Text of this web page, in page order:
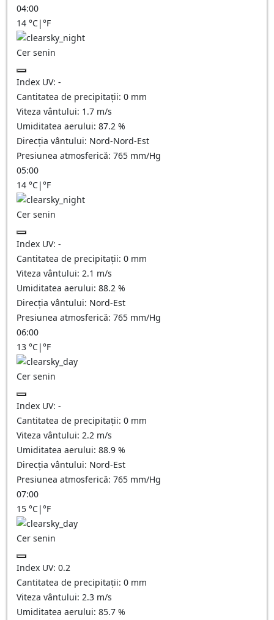
04:00
14 °C|°F
Cer senin
Index UV: -
Cantitatea de precipitații: 0 mm
Viteza vântului: 1.7 m/s
Umiditatea aerului: 87.2 %
Direcția vântului: Nord-Nord-Est
Presiunea atmosferică: 765 mm/Hg
05:00
14 °C|°F
Cer senin
Index UV: -
Cantitatea de precipitații: 0 mm
Viteza vântului: 2.1 m/s
Umiditatea aerului: 88.2 %
Direcția vântului: Nord-Est
Presiunea atmosferică: 765 mm/Hg
06:00
13 °C|°F
Cer senin
Index UV: -
Cantitatea de precipitații: 0 mm
Viteza vântului: 2.2 m/s
Umiditatea aerului: 88.9 %
Direcția vântului: Nord-Est
Presiunea atmosferică: 765 mm/Hg
07:00
15 °C|°F
Cer senin
Index UV: 0.2
Cantitatea de precipitații: 0 mm
Viteza vântului: 2.3 m/s
Umiditatea aerului: 85.7 %